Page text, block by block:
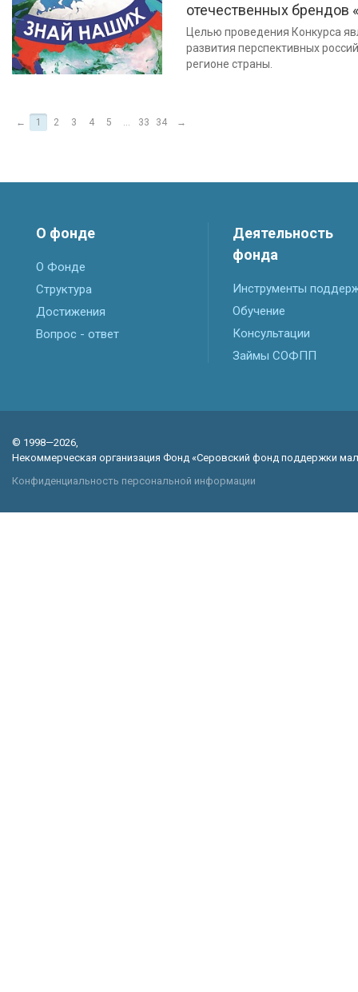
отечественных брендов
Целью проведения Конкурса
развития перспективных
регионе страны.
← 1 2 3 4 5 ... 33 34 →
О фонде
О Фонде
Структура
Достижения
Вопрос - ответ
Деятельность
фонда
Инструменты
Обучение
Консультации
Займы СОФПП
© 1998—2026,
Некоммерческая организация Фонд «Серовский фонд поддержки
Конфиденциальность персональной информации